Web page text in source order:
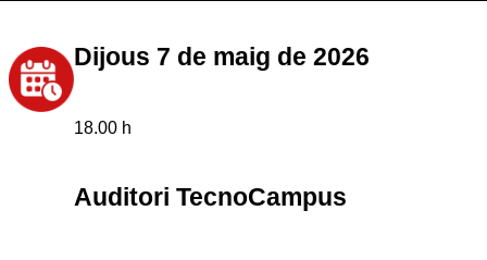
Dijous 7 de maig de 2026
18.00 h
Auditori TecnoCampus